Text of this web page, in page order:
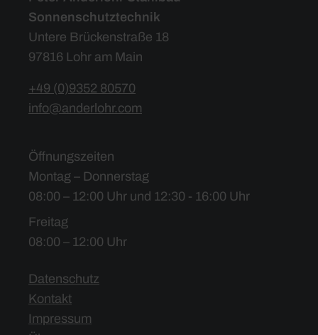
Sonnenschutztechnik
Untere Brückenstraße 18
97816 Lohr am Main
+49 (0)9352 80570
info@anderlohr.com
Öffnungszeiten
Montag – Donnerstag
08:00 – 12:00 Uhr und 12:30 - 16:00 Uhr
Freitag
08:00 – 12:00 Uhr
Datenschutz
Kontakt
Impressum